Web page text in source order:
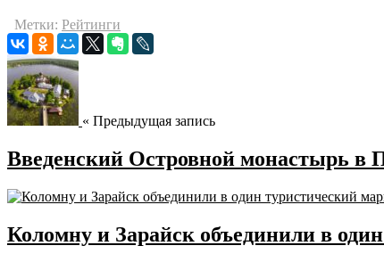
Метки: Рейтинги
« Предыдущая запись
Введенский Островной монастырь в
Коломну и Зарайск объединили в